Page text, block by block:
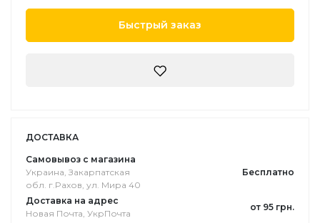
Быстрый заказ
ДОСТАВКА
Самовывоз с магазина
Украина, Закарпатская
обл. г.Pахов, ул. Мира 40
Бесплатно
Доставка на адрес
Новая Почта, УкрПочта
от 95 грн.